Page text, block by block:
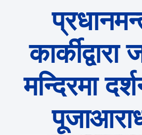
कार्कीद्वारा
मन्दिरमा